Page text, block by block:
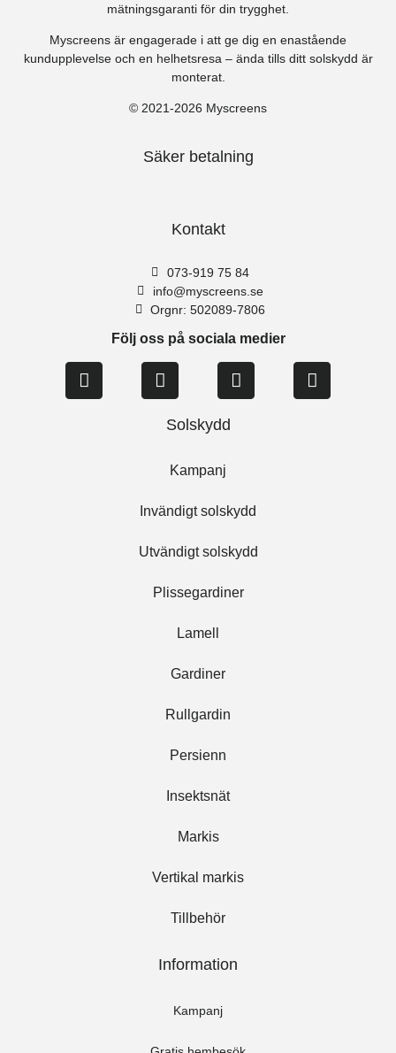
mätningsgaranti för din trygghet.
Myscreens är engagerade i att ge dig en enastående
kundupplevelse och en helhetsresa – ända tills ditt solskydd är
monterat.
© 2021-2026 Myscreens
Säker betalning
Kontakt
073-919 75 84
info@myscreens.se
Orgnr: 502089-7806
Följ oss på sociala medier
Solskydd
Kampanj
Invändigt solskydd
Utvändigt solskydd
Plissegardiner
Lamell
Gardiner
Rullgardin
Persienn
Insektsnät
Markis
Vertikal markis
Tillbehör
Information
Kampanj